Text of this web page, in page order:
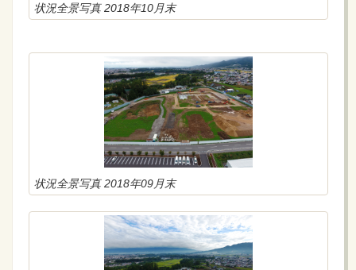
状況全景写真 2018年10月末
状況全景写真 2018年09月末